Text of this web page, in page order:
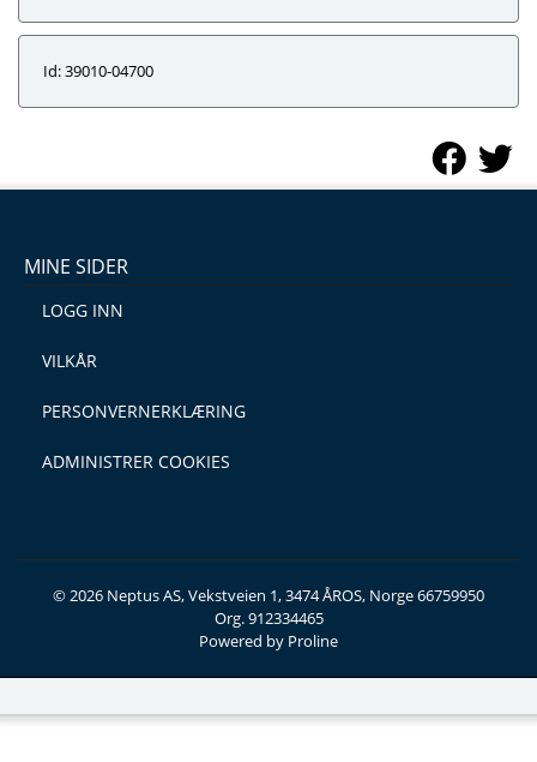
Id: 39010-04700
MINE SIDER
LOGG INN
VILKÅR
PERSONVERNERKLÆRING
ADMINISTRER COOKIES
© 2026 Neptus AS, Vekstveien 1, 3474 ÅROS, Norge 66759950
Org. 912334465
Powered by Proline